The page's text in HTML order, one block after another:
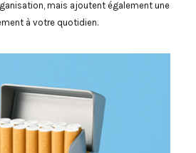
mais ajoutent également une
à votre quotidien.